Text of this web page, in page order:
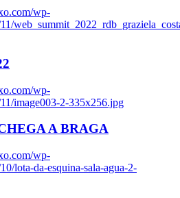
wp-
wp-
image003-2-335x256.jpg
A BRAGA
wp-
lota-da-esquina-sala-agua-2-